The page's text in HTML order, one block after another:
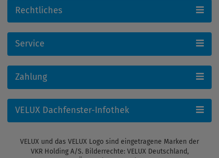
Rechtliches
Service
Zahlung
VELUX Dachfenster-Infothek
VELUX und das VELUX Logo sind eingetragene Marken der
VKR Holding A/S. Bilderrechte: VELUX Deutschland,